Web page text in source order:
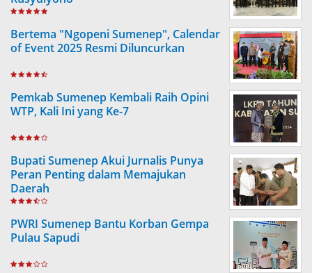
Bertema "Ngopeni Sumenep", Calendar
of Event 2025 Resmi Diluncurkan
Pemkab Sumenep Kembali Raih Opini
WTP, Kali Ini yang Ke-7
Bupati Sumenep Akui Jurnalis Punya
Peran Penting dalam Memajukan
Daerah
PWRI Sumenep Bantu Korban Gempa
Pulau Sapudi